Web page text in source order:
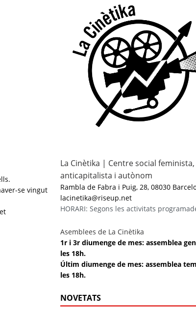
se vingut
La Cinètika | Centre social feminista,
anticapitalista i autònom
Rambla de Fabra i Puig, 28, 08030
lacinetika@riseup.net
HORARI: Segons les activitats
Asemblees de La Cinètika
1r i 3r diumenge de mes: assemblea
les 18h.
Últim diumenge de mes: assemblea
les 18h.
NOVETATS